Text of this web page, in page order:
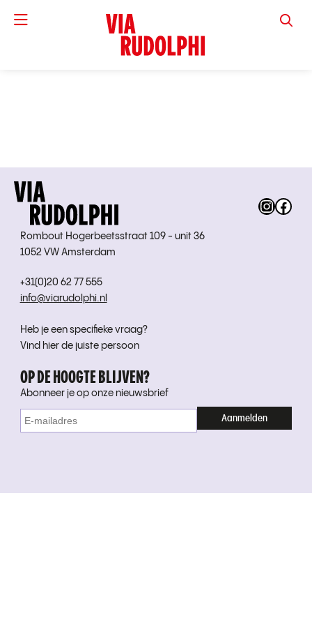
VIA
Rombout Hogerbeetsstraat 109 - unit 36
1052 VW Amsterdam
+31(0)20 62 77 555
info@viarudolphi.nl
Heb je een specifieke vraag?
Vind hier de juiste persoon
OP DE HOOGTE BLIJVEN?
Abonneer je op onze nieuwsbrief